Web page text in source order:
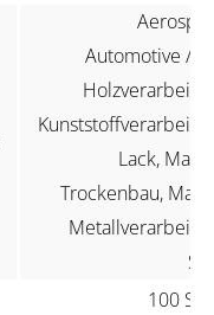
Automotive /
Lack,
Trockenbau,
100